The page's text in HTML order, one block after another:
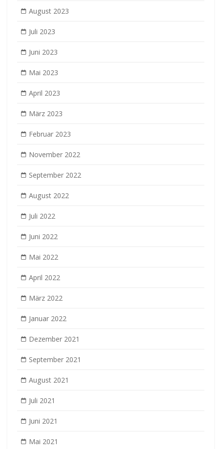
August 2023
Juli 2023
Juni 2023
Mai 2023
April 2023
März 2023
Februar 2023
November 2022
September 2022
August 2022
Juli 2022
Juni 2022
Mai 2022
April 2022
März 2022
Januar 2022
Dezember 2021
September 2021
August 2021
Juli 2021
Juni 2021
Mai 2021